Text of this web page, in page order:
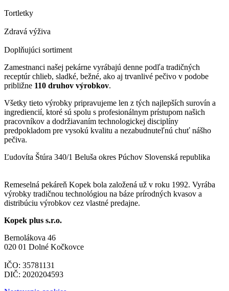
Tortletky
Zdravá výživa
Doplňujúci sortiment
Zamestnanci našej pekárne vyrábajú denne podľa tradičných
receptúr chlieb, sladké, bežné, ako aj trvanlivé pečivo v podobe
približne 110 druhov výrobkov.
Všetky tieto výrobky pripravujeme len z tých najlepších surovín a
ingrediencií, ktoré sú spolu s profesionálnym prístupom našich
pracovníkov a dodržiavaním technologickej disciplíny
predpokladom pre vysokú kvalitu a nezabudnuteľnú chuť nášho
pečiva.
Ľudovíta Štúra 340/1 Beluša okres Púchov Slovenská republika
Remeselná pekáreň Kopek bola založená už v roku 1992. Vyrába
výrobky tradičnou technológiou na báze prírodných kvasov a
distribúciu výrobkov cez vlastné predajne.
Kopek plus s.r.o.
Bernolákova 46
020 01 Dolné Kočkovce
IČO: 35781131
DIČ: 2020204593